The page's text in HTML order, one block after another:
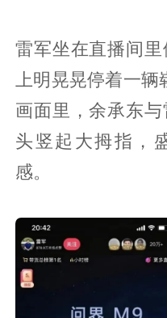
雷军坐在直播间
上明晃晃停着一
画面里，余承东
头竖起大拇指，
感。